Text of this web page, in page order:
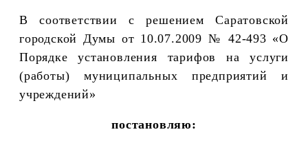
В соответствии с решением Саратовской
городской Думы от 10.07.2009 № 42-493 «О
Порядке установления тарифов на услуги
(работы) муниципальных предприятий и
учреждений»
постановляю: